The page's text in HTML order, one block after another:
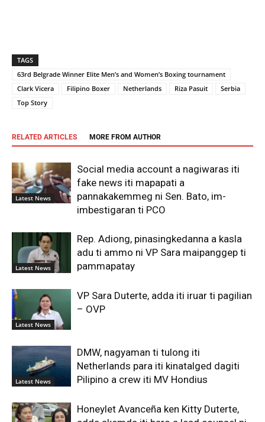
TAGS
63rd Belgrade Winner Elite Men’s and Women’s Boxing tournament
Clark Vicera
Filipino Boxer Netherlands Riza Pasuit
Serbia
Top Story
RELATED ARTICLES MORE FROM AUTHOR
Latest News
Social media account a nagiwaras iti
fake news iti mapapati a
pannakakemmeg ni Sen. Bato, im-
imbestigaran ti PCO
Latest News
Rep. Adiong, pinasingkedanna a kasla
adu ti ammo ni VP Sara maipanggep ti
pammapatay
Latest News
VP Sara Duterte, adda iti iruar ti pagilian
– OVP
Latest News
DMW, nagyaman ti tulong iti
Netherlands para iti kinatalged dagiti
Pilipino a crew iti MV Hondius
Honeylet Avanceña ken Kitty Duterte,